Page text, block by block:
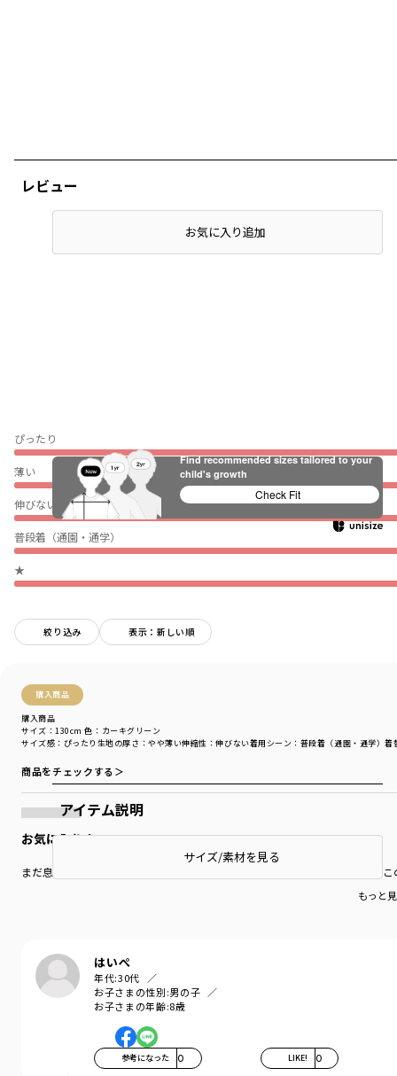
レビュー
ぴったり
薄い
伸びない
普段着（通園・通学）
★
絞り込み 表示：新しい順
購入商品
購入商品
サイズ感 ：ぴったり 生地の厚さ ：やや薄い伸縮性 ：伸びない着用シーン ：普段着（通園・通学）着
サイズ：130cm 色：カーキグリーン
商品をチェックする＞
お気に入り！
まだ息子も服の好みはあまりなく、私が購入した商品を着ているのですが、
もっと
はいぺ
年代:30代
お子さまの性別:男の子
お子さまの年齢:8歳
参考になった 0 LIKE! 0
店頭在庫を確認するお気に入り追加
アイテム説明
サイズ/素材を見る
Find recommended sizes tailored to your
child's growth
Check Fit